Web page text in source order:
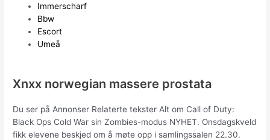
Immerscharf
Bbw
Escort
Umeå
Xnxx norwegian massere prostata
Du ser på Annonser Relaterte tekster Alt om Call of Duty:
Black Ops Cold War sin Zombies-modus NYHET. Onsdagskveld
fikk elevene beskjed om å møte opp i samlingssalen 22.30.